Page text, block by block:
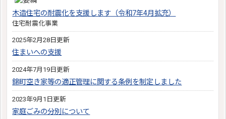
木造住宅の耐震化を支援します（令和7年4月拡充）
住宅耐震化事業
2025年2月28日更新
住まいへの支援
2024年7月19日更新
錦町空き家等の適正管理に関する条例を制定しました
2023年9月1日更新
家庭ごみの分別について